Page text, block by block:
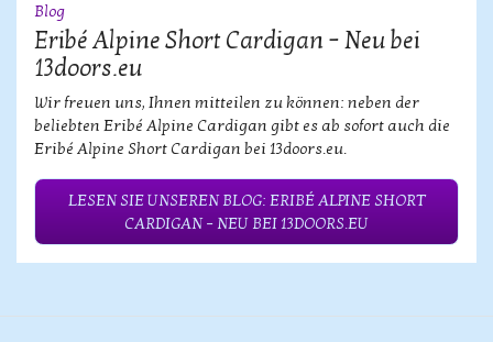
Blog
Eribé Alpine Short Cardigan – Neu bei
13doors.eu
Wir freuen uns, Ihnen mitteilen zu können: neben der
beliebten Eribé Alpine Cardigan gibt es ab sofort auch die
Eribé Alpine Short Cardigan bei 13doors.eu.
LESEN SIE UNSEREN BLOG: ERIBÉ ALPINE SHORT
CARDIGAN – NEU BEI 13DOORS.EU